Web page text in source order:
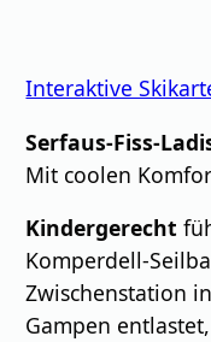
Interaktive
Serfaus-Fiss-
Mit coolen
Kindergerecht
Komperdell-
Zwischenstation
Gampen